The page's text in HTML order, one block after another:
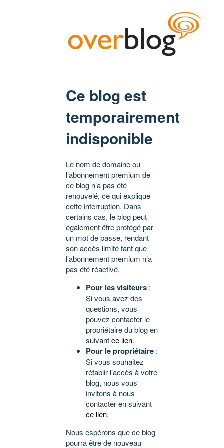
Ce blog est
temporairement
indisponible
Le nom de domaine ou
l’abonnement premium de
ce blog n’a pas été
renouvelé, ce qui explique
cette interruption. Dans
certains cas, le blog peut
également être protégé par
un mot de passe, rendant
son accès limité tant que
l’abonnement premium n’a
pas été réactivé.
Pour les visiteurs :
Si vous avez des
questions, vous
pouvez contacter le
propriétaire du blog en
suivantce lien.
Pour le propriétaire :
Si vous souhaitez
rétablir l’accès à votre
blog, nous vous
invitons à nous
contacter en suivant
ce lien.
Nous espérons que ce blog
pourra être de nouveau